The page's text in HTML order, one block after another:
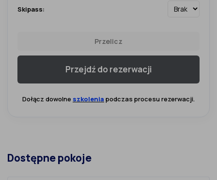
Skipass:
Przelicz
Przejdź do rezerwacji
Dołącz dowolne szkolenia podczas procesu rezerwacji.
Dostępne pokoje